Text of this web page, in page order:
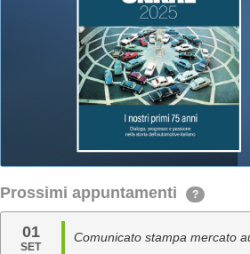
Prossimi appuntamenti ?
01
SET
Comunicato stampa mercato